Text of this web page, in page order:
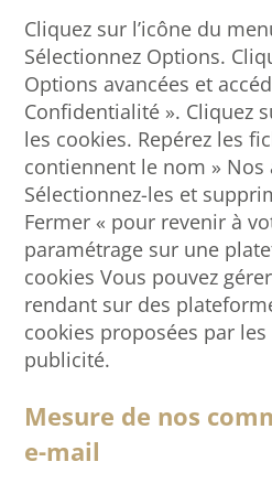
Cliquez sur l’icône du
Sélectionnez Options.
Options avancées et
Confidentialité ». Cliquez
les cookies. Repérez les
contiennent le nom » Nos
Sélectionnez-les et
Fermer « pour revenir à
paramétrage sur une
cookies Vous pouvez
rendant sur des
cookies proposées par
publicité.
Mesure de nos
e-mail